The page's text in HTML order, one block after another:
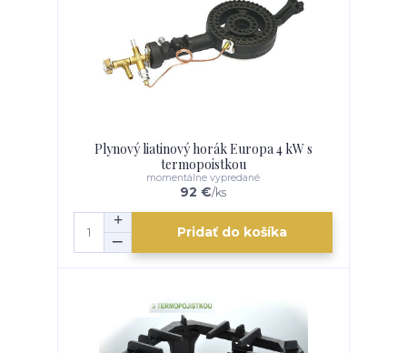
Plynový liatinový horák Europa 4 kW s
termopoistkou
92 €/ks
momentálne vypredané
Pridať do košíka